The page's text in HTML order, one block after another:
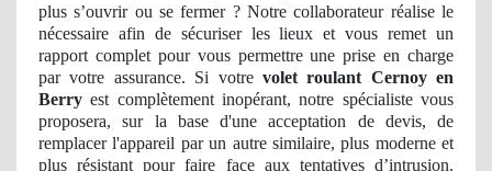
plus s’ouvrir ou se fermer ? Notre collaborateur réalise le
nécessaire afin de sécuriser les lieux et vous remet un
rapport complet pour vous permettre une prise en charge
par votre assurance. Si votre volet roulant Cernoy en
Berry est complètement inopérant, notre spécialiste vous
proposera, sur la base d'une acceptation de devis, de
remplacer l'appareil par un autre similaire, plus moderne et
plus résistant pour faire face aux tentatives d’intrusion.